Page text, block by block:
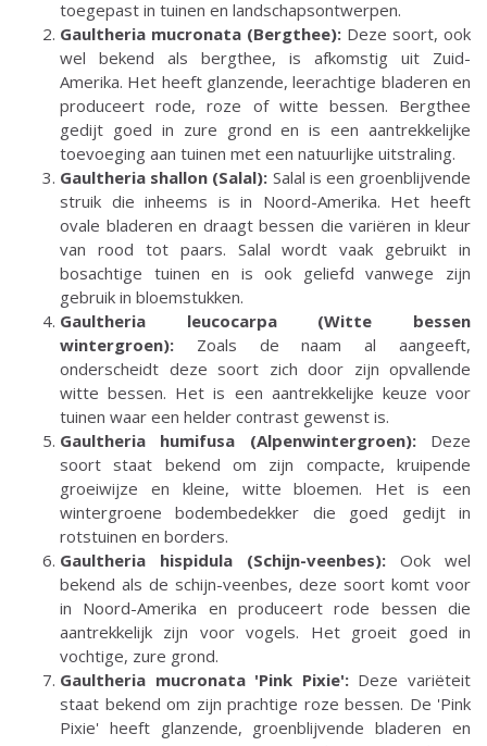
toegepast in tuinen en landschapsontwerpen.
Gaultheria mucronata (Bergthee): Deze soort, ook
wel bekend als bergthee, is afkomstig uit Zuid-
Amerika. Het heeft glanzende, leerachtige bladeren en
produceert rode, roze of witte bessen. Bergthee
gedijt goed in zure grond en is een aantrekkelijke
toevoeging aan tuinen met een natuurlijke uitstraling.
Gaultheria shallon (Salal): Salal is een groenblijvende
struik die inheems is in Noord-Amerika. Het heeft
ovale bladeren en draagt bessen die variëren in kleur
van rood tot paars. Salal wordt vaak gebruikt in
bosachtige tuinen en is ook geliefd vanwege zijn
gebruik in bloemstukken.
Gaultheria leucocarpa (Witte bessen
wintergroen): Zoals de naam al aangeeft,
onderscheidt deze soort zich door zijn opvallende
witte bessen. Het is een aantrekkelijke keuze voor
tuinen waar een helder contrast gewenst is.
Gaultheria humifusa (Alpenwintergroen):Deze
soort staat bekend om zijn compacte, kruipende
groeiwijze en kleine, witte bloemen. Het is een
wintergroene bodembedekker die goed gedijt in
rotstuinen en borders.
Gaultheria hispidula (Schijn-veenbes): Ook wel
bekend als de schijn-veenbes, deze soort komt voor
in Noord-Amerika en produceert rode bessen die
aantrekkelijk zijn voor vogels. Het groeit goed in
vochtige, zure grond.
Gaultheria mucronata 'Pink Pixie':Deze variëteit
staat bekend om zijn prachtige roze bessen. De 'Pink
Pixie' heeft glanzende, groenblijvende bladeren en